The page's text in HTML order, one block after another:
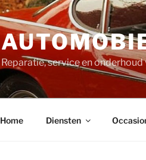
Reparatie, service en
Home Diensten